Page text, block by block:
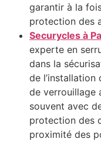
garantir à la
protection des
Securycles à
experte en
dans la
de
de verrouillage
souvent avec
protection des
proximité des